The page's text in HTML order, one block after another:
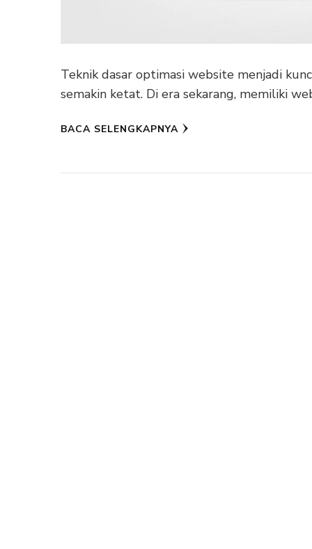
Teknik dasar optimasi website menjadi
semakin ketat. Di era sekarang, memiliki
BACA SELENGKAPNYA